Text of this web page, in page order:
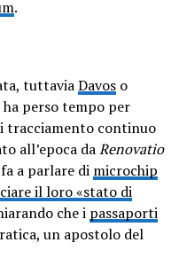
.
tuttaviaDavos o
perso tempo per
tracciamento continuo
all’epoca daRenovatio
a parlare di microchip
il loro «stato di
che i passaporti
un apostolo del